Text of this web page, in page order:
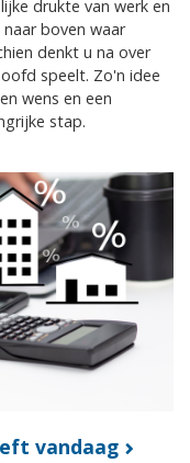
drukte van werk en
boven waar
denkt u na over
speelt. Zo'n idee
wens en een
stap.
vandaag